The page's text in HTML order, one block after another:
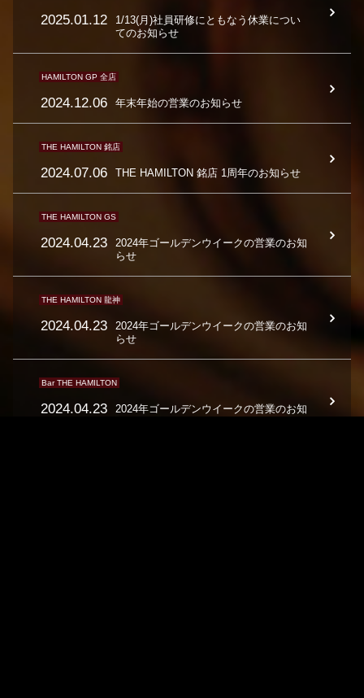
1/13(月)社員研修にともなう休業につい
てのお知らせ
2025.01.12
HAMILTON GP 全店
年末年始の営業のお知らせ
2024.12.06
THE HAMILTON 銘店
THE HAMILTON 銘店 1周年のお知らせ
2024.07.06
THE HAMILTON GS
2024年ゴールデンウイークの営業のお知
らせ
2024.04.23
THE HAMILTON 龍神
2024年ゴールデンウイークの営業のお知
らせ
2024.04.23
Bar THE HAMILTON
2024年ゴールデンウイークの営業のお知
2024.04.23